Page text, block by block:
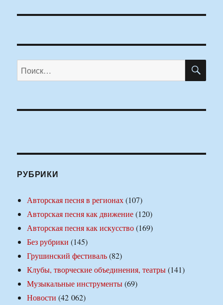
Искать:
РУБРИКИ
Авторская песня в регионах(107)
Авторская песня как движение(120)
Авторская песня как искусство(169)
Без рубрики (145)
Грушинский фестиваль(82)
Клубы, творческие объединения, театры(141)
Музыкальные инструменты(69)
Новости (42 062)